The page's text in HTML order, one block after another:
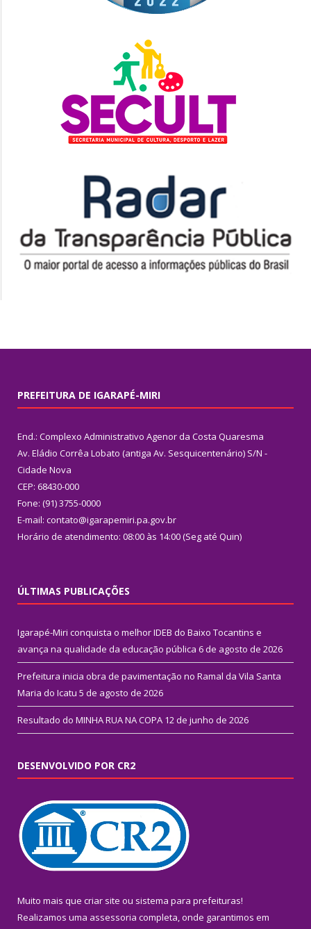
PREFEITURA DE IGARAPÉ-MIRI
End.: Complexo Administrativo Agenor da Costa Quaresma
Av. Eládio Corrêa Lobato (antiga Av. Sesquicentenário) S/N -
Cidade Nova
CEP: 68430-000
Fone: (91) 3755-0000
E-mail: contato@igarapemiri.pa.gov.br
Horário de atendimento: 08:00 às 14:00 (Seg até Quin)
ÚLTIMAS PUBLICAÇÕES
Igarapé-Miri conquista o melhor IDEB do Baixo Tocantins e
avança na qualidade da educação pública 6 de agosto de 2026
Prefeitura inicia obra de pavimentação no Ramal da Vila Santa
Maria do Icatu 5 de agosto de 2026
Resultado do MINHA RUA NA COPA 12 de junho de 2026
DESENVOLVIDO POR CR2
Muito mais que criar site ou sistema para prefeituras!
Realizamos uma assessoria completa, onde garantimos em